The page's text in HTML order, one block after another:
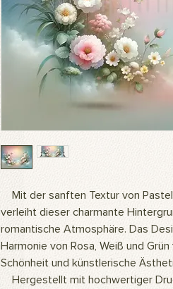
Mit der sanften Textur von
verleiht dieser charmante
romantische Atmosphäre. Das
Harmonie von Rosa, Weiß und
Schönheit und künstlerische
Hergestellt mit hochwertiger